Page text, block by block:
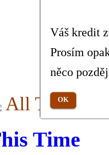
All This
Time
Váš kredit
Prosím
něco
OK